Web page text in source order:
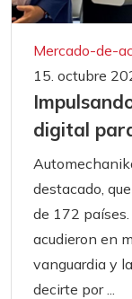
Mercado-de-
15. octubre
digital
destacado,
de 172
acudieron en
vanguardia y
decirte por ...